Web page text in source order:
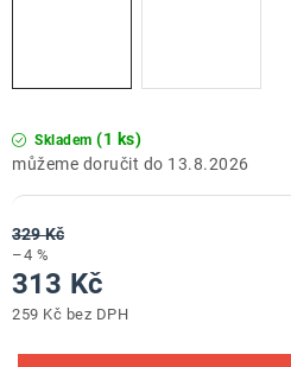
Skladem (1 ks)
13.8.2026
329 Kč
–4 %
313 Kč
259 Kč bez DPH